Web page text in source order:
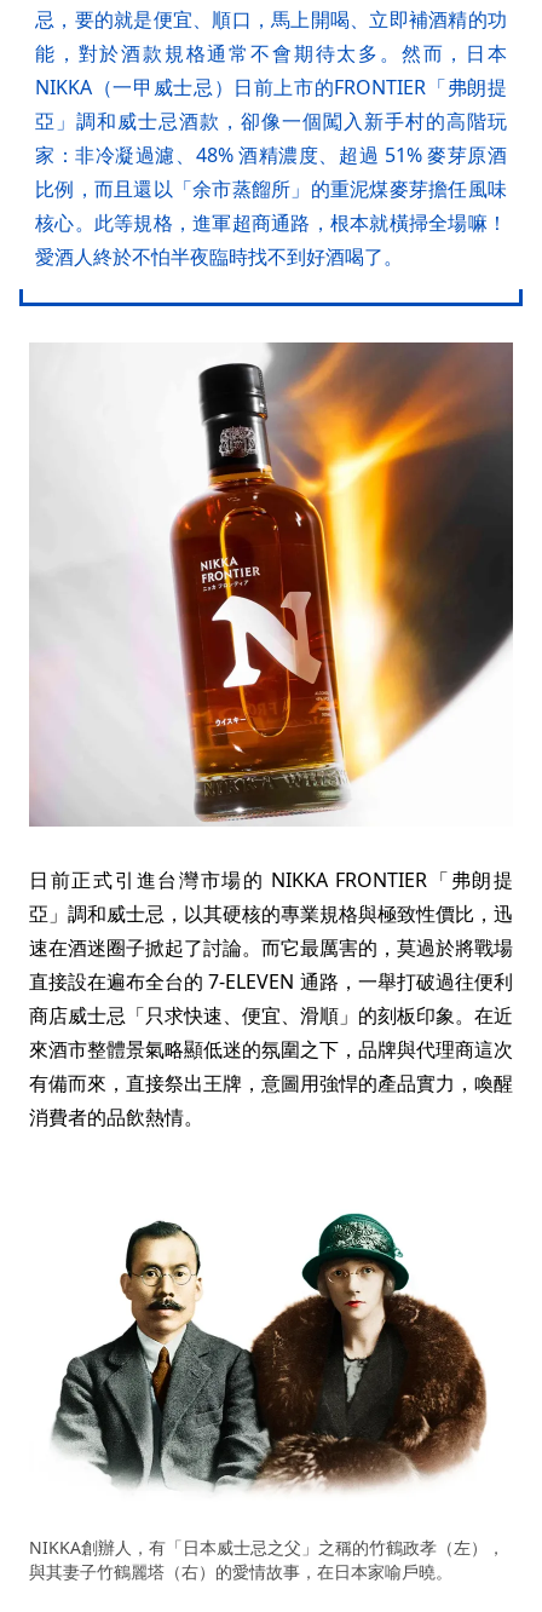
忌，要的就是便宜、順口，馬上開喝、立即補酒精的功
能，對於酒款規格通常不會期待太多。然而，日本
NIKKA（一甲威士忌）日前上市的FRONTIER「弗朗提
亞」調和威士忌酒款，卻像一個闖入新手村的高階玩
家：非冷凝過濾、48% 酒精濃度、超過 51% 麥芽原酒
比例，而且還以「余市蒸餾所」的重泥煤麥芽擔任風味
核心。此等規格，進軍超商通路，根本就橫掃全場嘛！
愛酒人終於不怕半夜臨時找不到好酒喝了。
日前正式引進台灣市場的 NIKKA FRONTIER「弗朗提
亞」調和威士忌，以其硬核的專業規格與極致性價比，迅
速在酒迷圈子掀起了討論。而它最厲害的，莫過於將戰場
直接設在遍布全台的 7-ELEVEN 通路，一舉打破過往便利
商店威士忌「只求快速、便宜、滑順」的刻板印象。在近
來酒市整體景氣略顯低迷的氛圍之下，品牌與代理商這次
有備而來，直接祭出王牌，意圖用強悍的產品實力，喚醒
消費者的品飲熱情。
NIKKA創辦人，有「日本威士忌之父」之稱的竹鶴政孝（左），
與其妻子竹鶴麗塔（右）的愛情故事，在日本家喻戶曉。